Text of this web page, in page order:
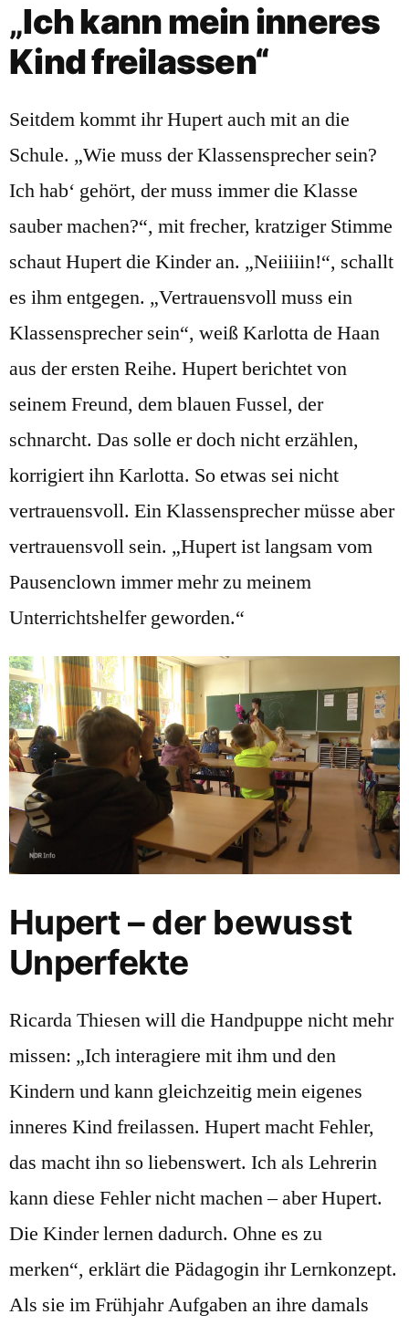
„Ich kann mein inneres
Kind freilassen“
Seitdem kommt ihr Hupert auch mit an die
Schule. „Wie muss der Klassensprecher sein?
Ich hab‘ gehört, der muss immer die Klasse
sauber machen?“, mit frecher, kratziger Stimme
schaut Hupert die Kinder an. „Neiiiiin!“, schallt
es ihm entgegen. „Vertrauensvoll muss ein
Klassensprecher sein“, weiß Karlotta de Haan
aus der ersten Reihe. Hupert berichtet von
seinem Freund, dem blauen Fussel, der
schnarcht. Das solle er doch nicht erzählen,
korrigiert ihn Karlotta. So etwas sei nicht
vertrauensvoll. Ein Klassensprecher müsse aber
vertrauensvoll sein. „Hupert ist langsam vom
Pausenclown immer mehr zu meinem
Unterrichtshelfer geworden.“
Hupert – der bewusst
Unperfekte
Ricarda Thiesen will die Handpuppe nicht mehr
missen: „Ich interagiere mit ihm und den
Kindern und kann gleichzeitig mein eigenes
inneres Kind freilassen. Hupert macht Fehler,
das macht ihn so liebenswert. Ich als Lehrerin
kann diese Fehler nicht machen – aber Hupert.
Die Kinder lernen dadurch. Ohne es zu
merken“, erklärt die Pädagogin ihr Lernkonzept.
Als sie im Frühjahr Aufgaben an ihre damals